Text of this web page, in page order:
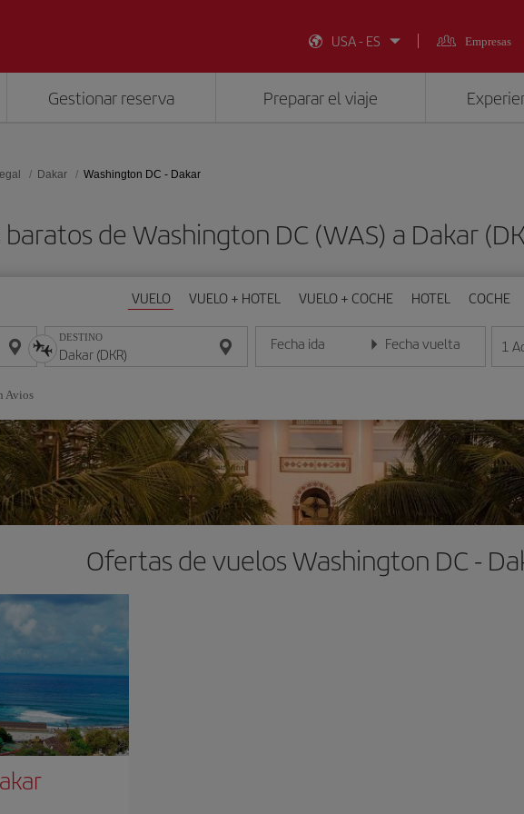
USA - ES
Empresas
Gestionar reserva Preparar el viaje
Dakar Washington DC - Dakar
de Washington DC (WAS) a Dakar
VUELO VUELO + HOTEL VUELO + COCHE HOTEL COCHE
DESTINO Fecha ida
Introduce la fecha en formato día/mes/año
Fecha vuelta
Introduce la fecha en 1
Avios
Ofertas de vuelos Washington DC -